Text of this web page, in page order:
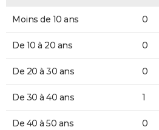
Moins de 10 ans 0
De 10 à 20 ans 0
De 20 à 30 ans 0
De 30 à 40 ans 1
De 40 à 50 ans 0